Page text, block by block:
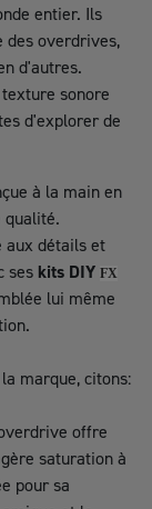
entier. Ils
des overdrives,
d'autres.
sonore
d'explorer de
à la main en
qualité.
aux détails et
ses kits DIY FX
lui même
marque, citons:
offre
saturation à
pour sa